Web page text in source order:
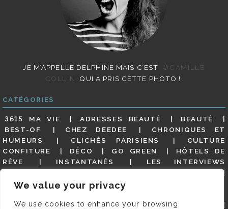
We value your privacy
We use cookies to enhance your browsing
JE M’APPELLE DELPHINE MAIS C’EST
©CAMILLE
COLLIN
QUI A PRIS CETTE PHOTO !
CATÉGORIES
3615 MA VIE ADRESSES BEAUTÉ
BEAUTÉ
BEST-OF
CHEZ DEEDEE
CHRONIQUES ET
HUMEURS
CLICHÉS PARISIENS
CULTURE
CONFITURE
DÉCO GO GREEN
HÔTELS DE
RÊVE
INSTANTANÉS
LES INTERVIEWS
MES ADRESSES
MODE NON CLASSÉ
GUIDE
PARIS EN PHOTOS RESTAURANTS